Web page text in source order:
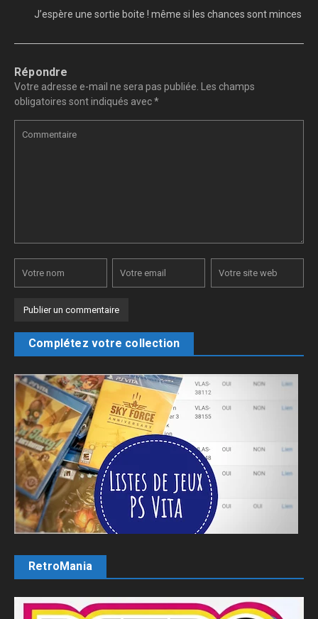
J’espère une sortie boite ! même si les chances sont minces
Répondre
Votre adresse e-mail ne sera pas publiée.
Les champs
obligatoires sont indiqués avec*
Complétez votre collection
RetroMania